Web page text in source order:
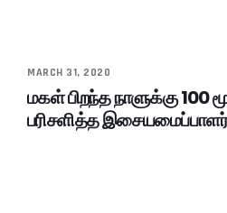
MARCH 31, 2020
மகள் பிறந்த நாளுக்கு 100
பரிசளித்த இசையமைப்பாளர்